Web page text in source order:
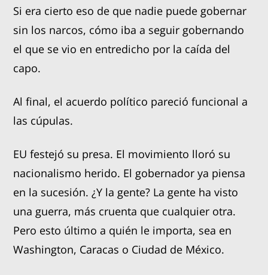
Si era cierto eso de que nadie puede gobernar
sin los narcos, cómo iba a seguir gobernando
el que se vio en entredicho por la caída del
capo.
Al final, el acuerdo político pareció funcional a
las cúpulas.
EU festejó su presa. El movimiento lloró su
nacionalismo herido. El gobernador ya piensa
en la sucesión. ¿Y la gente? La gente ha visto
una guerra, más cruenta que cualquier otra.
Pero esto último a quién le importa, sea en
Washington, Caracas o Ciudad de México.